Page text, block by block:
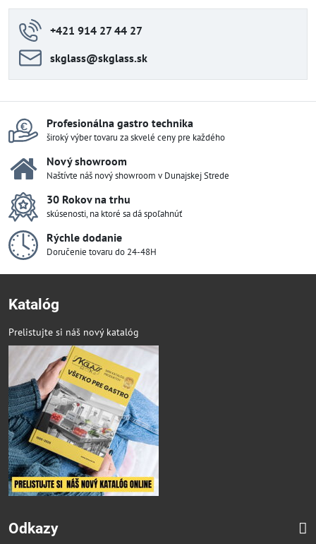
+421 914 27 44 27
skglass​@skglass​.sk
Profesionálna gastro technika
široký výber tovaru za skvelé ceny pre každého
Nový showroom
Naštívte náš nový showroom v Dunajskej Strede
30 Rokov na trhu
skúsenosti, na ktoré sa dá spoľahnúť
Rýchle dodanie
Doručenie tovaru do 24-48H
Katalóg
Prelistujte si náš nový katalóg
Odkazy